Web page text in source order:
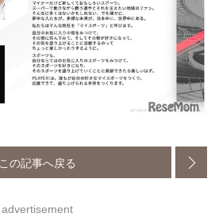
この記事へ戻る
advertisement